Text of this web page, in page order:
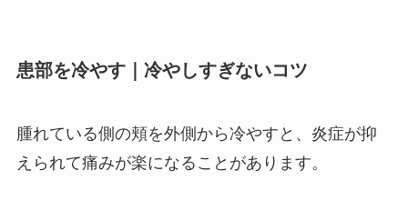
患部を冷やす｜冷やしすぎないコツ
腫れている側の頬を外側から冷やすと、炎症が抑
えられて痛みが楽になることがあります。